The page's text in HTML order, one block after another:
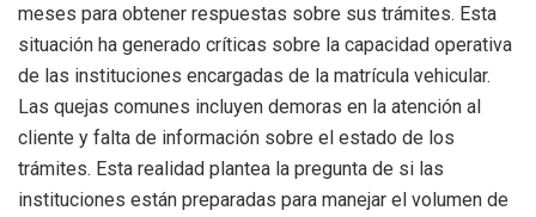
meses para obtener respuestas sobre sus trámites. Esta
situación ha generado críticas sobre la capacidad operativa
de las instituciones encargadas de la matrícula vehicular.
Las quejas comunes incluyen demoras en la atención al
cliente y falta de información sobre el estado de los
trámites. Esta realidad plantea la pregunta de si las
instituciones están preparadas para manejar el volumen de